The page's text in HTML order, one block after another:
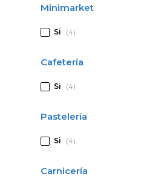
Minimarket
Si (4)
Cafetería
Si (4)
Pastelería
Si (4)
Carnicería